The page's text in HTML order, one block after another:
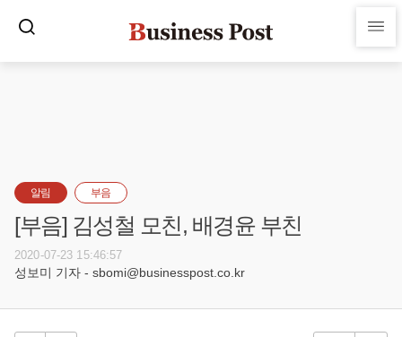
알림 부음
[부음] 김성철 모친, 배경윤 부친
2020-07-23 15:46:57
성보미 기자 - sbomi@businesspost.co.kr